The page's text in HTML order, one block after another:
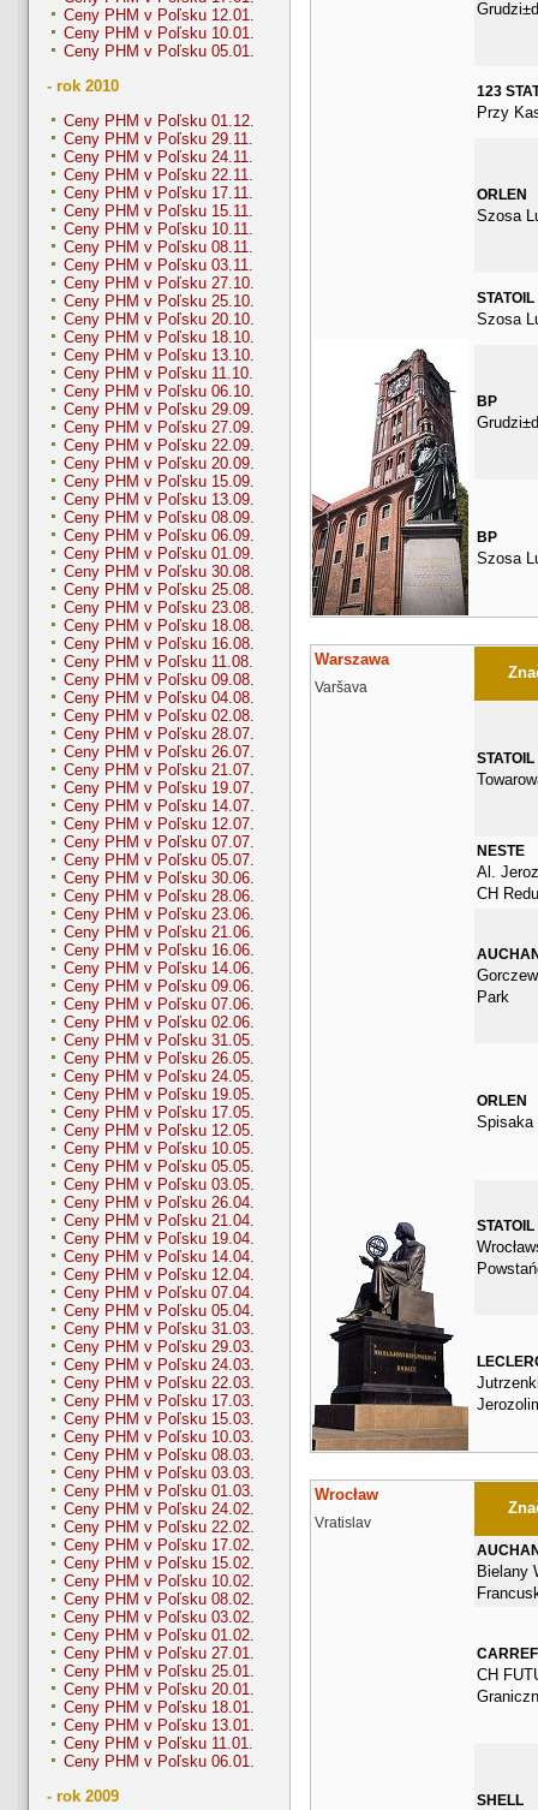
Ceny PHM v Poľsku 12.01.
Ceny PHM v Poľsku 10.01.
Ceny PHM v Poľsku 05.01.
- rok 2010
Ceny PHM v Poľsku 01.12.
Ceny PHM v Poľsku 29.11.
Ceny PHM v Poľsku 24.11.
Ceny PHM v Poľsku 22.11.
Ceny PHM v Poľsku 17.11.
Ceny PHM v Poľsku 15.11.
Ceny PHM v Poľsku 10.11.
Ceny PHM v Poľsku 08.11.
Ceny PHM v Poľsku 03.11.
Ceny PHM v Poľsku 27.10.
Ceny PHM v Poľsku 25.10.
Ceny PHM v Poľsku 20.10.
Ceny PHM v Poľsku 18.10.
Ceny PHM v Poľsku 13.10.
Ceny PHM v Poľsku 11.10.
Ceny PHM v Poľsku 06.10.
Ceny PHM v Poľsku 29.09.
Ceny PHM v Poľsku 27.09.
Ceny PHM v Poľsku 22.09.
Ceny PHM v Poľsku 20.09.
Ceny PHM v Poľsku 15.09.
Ceny PHM v Poľsku 13.09.
Ceny PHM v Poľsku 08.09.
Ceny PHM v Poľsku 06.09.
Ceny PHM v Poľsku 01.09.
Ceny PHM v Poľsku 30.08.
Ceny PHM v Poľsku 25.08.
Ceny PHM v Poľsku 23.08.
Ceny PHM v Poľsku 18.08.
Ceny PHM v Poľsku 16.08.
Ceny PHM v Poľsku 11.08.
Ceny PHM v Poľsku 09.08.
Ceny PHM v Poľsku 04.08.
Ceny PHM v Poľsku 02.08.
Ceny PHM v Poľsku 28.07.
Ceny PHM v Poľsku 26.07.
Ceny PHM v Poľsku 21.07.
Ceny PHM v Poľsku 19.07.
Ceny PHM v Poľsku 14.07.
Ceny PHM v Poľsku 12.07.
Ceny PHM v Poľsku 07.07.
Ceny PHM v Poľsku 05.07.
Ceny PHM v Poľsku 30.06.
Ceny PHM v Poľsku 28.06.
Ceny PHM v Poľsku 23.06.
Ceny PHM v Poľsku 21.06.
Ceny PHM v Poľsku 16.06.
Ceny PHM v Poľsku 14.06.
Ceny PHM v Poľsku 09.06.
Ceny PHM v Poľsku 07.06.
Ceny PHM v Poľsku 02.06.
Ceny PHM v Poľsku 31.05.
Ceny PHM v Poľsku 26.05.
Ceny PHM v Poľsku 24.05.
Ceny PHM v Poľsku 19.05.
Ceny PHM v Poľsku 17.05.
Ceny PHM v Poľsku 12.05.
Ceny PHM v Poľsku 10.05.
Ceny PHM v Poľsku 05.05.
Ceny PHM v Poľsku 03.05.
Ceny PHM v Poľsku 26.04.
Ceny PHM v Poľsku 21.04.
Ceny PHM v Poľsku 19.04.
Ceny PHM v Poľsku 14.04.
Ceny PHM v Poľsku 12.04.
Ceny PHM v Poľsku 07.04.
Ceny PHM v Poľsku 05.04.
Ceny PHM v Poľsku 31.03.
Ceny PHM v Poľsku 29.03.
Ceny PHM v Poľsku 24.03.
Ceny PHM v Poľsku 22.03.
Ceny PHM v Poľsku 17.03.
Ceny PHM v Poľsku 15.03.
Ceny PHM v Poľsku 10.03.
Ceny PHM v Poľsku 08.03.
Ceny PHM v Poľsku 03.03.
Ceny PHM v Poľsku 01.03.
Ceny PHM v Poľsku 24.02.
Ceny PHM v Poľsku 22.02.
Ceny PHM v Poľsku 17.02.
Ceny PHM v Poľsku 15.02.
Ceny PHM v Poľsku 10.02.
Ceny PHM v Poľsku 08.02.
Ceny PHM v Poľsku 03.02.
Ceny PHM v Poľsku 01.02.
Ceny PHM v Poľsku 27.01.
Ceny PHM v Poľsku 25.01.
Ceny PHM v Poľsku 20.01.
Ceny PHM v Poľsku 18.01.
Ceny PHM v Poľsku 13.01.
Ceny PHM v Poľsku 11.01.
Ceny PHM v Poľsku 06.01.
- rok 2009
123
Przy
ORLEN
Szosa
STATOIL
Szosa
BP
BP
Szosa
Warszawa
Varšava
STATOIL
NESTE
Al.
CH
Park
ORLEN
Spisaka
STATOIL
Wrocław
Vratislav
Bielany
CH
SHELL